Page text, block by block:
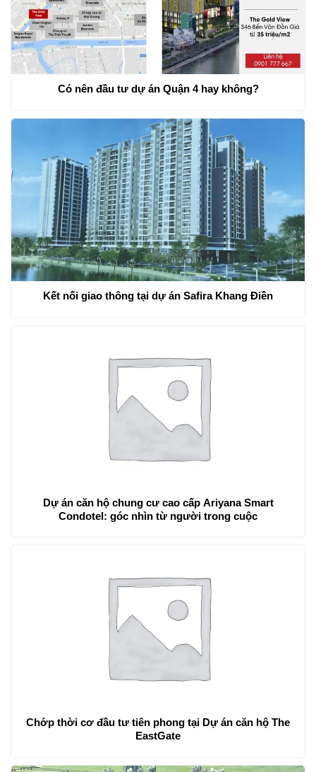
Có nên đầu tư dự án Quận 4 hay không?
Kết nối giao thông tại dự án Safira Khang Điền
Dự án căn hộ chung cư cao cấp Ariyana Smart
Condotel: góc nhìn từ người trong cuộc
Chớp thời cơ đầu tư tiên phong tại Dự án căn hộ The
EastGate